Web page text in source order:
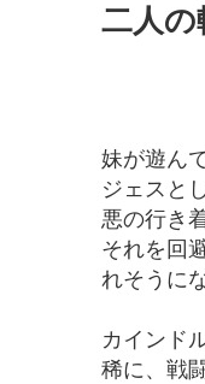
二人の
妹が遊ん
ジェスと
悪の行き
それを回
れそうに
カインド
稀に、戦